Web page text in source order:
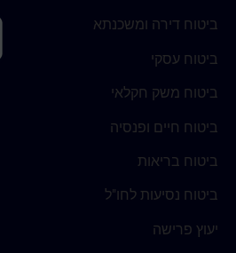
ביטוח דירה ומשכנתא
ביטוח עסקי
ביטוח משק חקלאי
ביטוח חיים ופנסיה
ביטוח בריאות
ביטוח נסיעות לחו"ל
יעוץ פרישה